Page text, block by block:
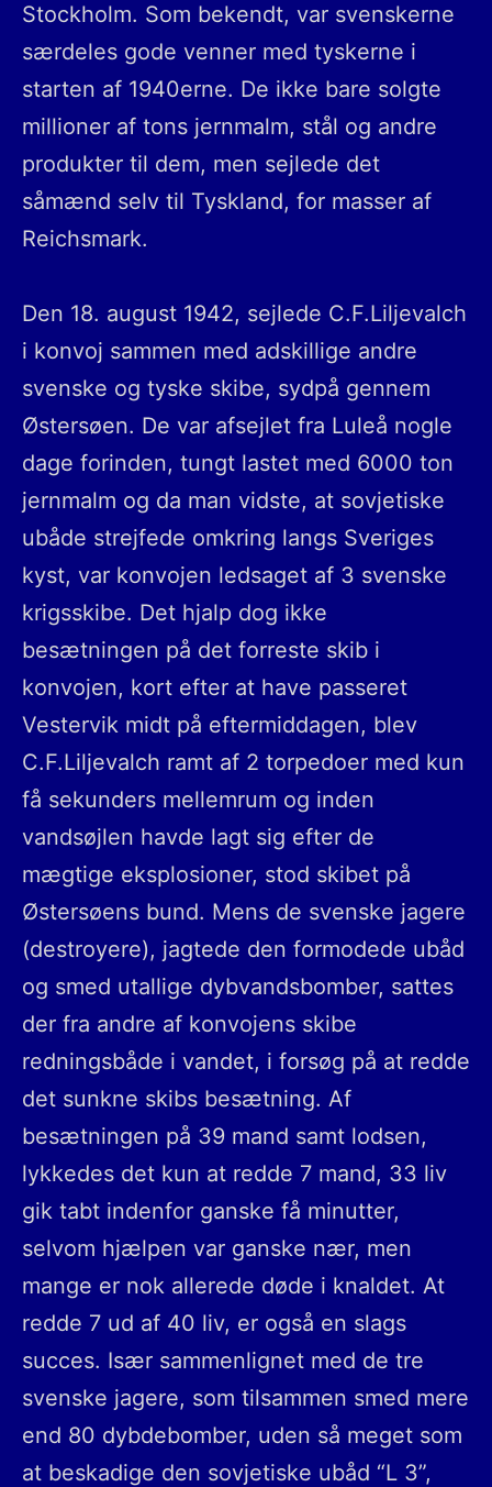
Stockholm. Som bekendt, var svenskerne
særdeles gode venner med tyskerne i
starten af 1940erne. De ikke bare solgte
millioner af tons jernmalm, stål og andre
produkter til dem, men sejlede det
såmænd selv til Tyskland, for masser af
Reichsmark.
Den 18. august 1942, sejlede C.F.Liljevalch
i konvoj sammen med adskillige andre
svenske og tyske skibe, sydpå gennem
Østersøen. De var afsejlet fra Luleå nogle
dage forinden, tungt lastet med 6000 ton
jernmalm og da man vidste, at sovjetiske
ubåde strejfede omkring langs Sveriges
kyst, var konvojen ledsaget af 3 svenske
krigsskibe. Det hjalp dog ikke
besætningen på det forreste skib i
konvojen, kort efter at have passeret
Vestervik midt på eftermiddagen, blev
C.F.Liljevalch ramt af 2 torpedoer med kun
få sekunders mellemrum og inden
vandsøjlen havde lagt sig efter de
mægtige eksplosioner, stod skibet på
Østersøens bund. Mens de svenske jagere
(destroyere), jagtede den formodede ubåd
og smed utallige dybvandsbomber, sattes
der fra andre af konvojens skibe
redningsbåde i vandet, i forsøg på at redde
det sunkne skibs besætning. Af
besætningen på 39 mand samt lodsen,
lykkedes det kun at redde 7 mand, 33 liv
gik tabt indenfor ganske få minutter,
selvom hjælpen var ganske nær, men
mange er nok allerede døde i knaldet. At
redde 7 ud af 40 liv, er også en slags
succes. Især sammenlignet med de tre
svenske jagere, som tilsammen smed mere
end 80 dybdebomber, uden så meget som
at beskadige den sovjetiske ubåd “L 3”,